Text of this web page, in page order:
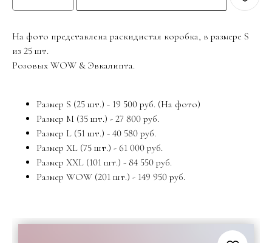
На фото представлена раскидистая коробка, в размере S
из 25 шт.
Розовых WOW & Эвкалипта.
Размер S (25 шт.) - 19 500 руб. (На фото)
Размер M (35 шт.) - 27 800 руб.
Размер L (51 шт.) - 40 580 руб.
Размер XL (75 шт.) - 61 000 руб.
Размер XXL (101 шт.) - 84 550 руб.
Размер WOW (201 шт.) - 149 950 руб.